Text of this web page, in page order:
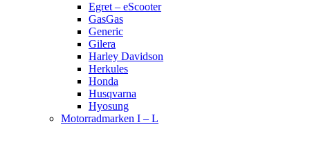
Egret – eScooter
GasGas
Generic
Gilera
Harley Davidson
Herkules
Honda
Husqvarna
Hyosung
Motorradmarken I – L